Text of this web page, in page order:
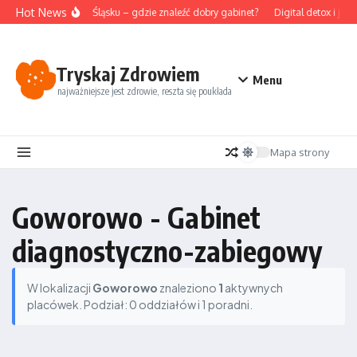
Przejdź do treści
Hot News
Akupunktura na Śląsku – gdzie znaleźć dobry gabinet? Digital detox i
Tryskaj Zdrowiem
najważniejsze jest zdrowie, reszta się poukłada
Menu
Mapa strony
Goworowo - Gabinet
diagnostyczno-zabiegowy
W lokalizacji Goworowo znaleziono 1 aktywnych
placówek. Podział: 0 oddziałów i 1 poradni.